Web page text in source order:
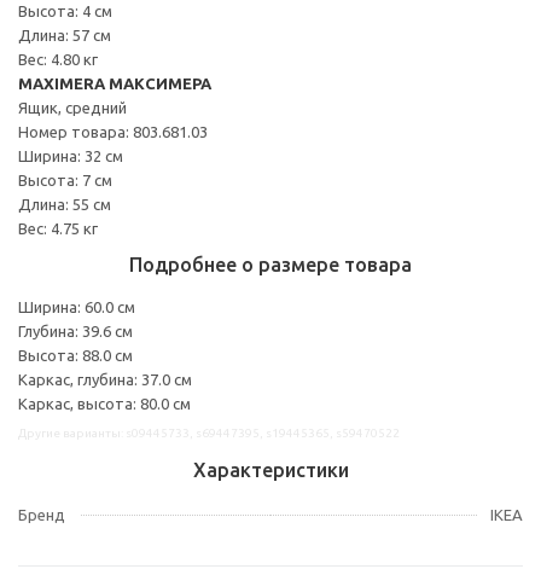
Высота: 4 см
Длина: 57 см
Вес: 4.80 кг
MAXIMERA МАКСИМЕРА
Ящик, средний
Номер товара: 803.681.03
Ширина: 32 см
Высота: 7 см
Длина: 55 см
Вес: 4.75 кг
Подробнее о размере товара
Ширина: 60.0 см
Глубина: 39.6 см
Высота: 88.0 см
Каркас, глубина: 37.0 см
Каркас, высота: 80.0 см
Характеристики
Бренд IKEA